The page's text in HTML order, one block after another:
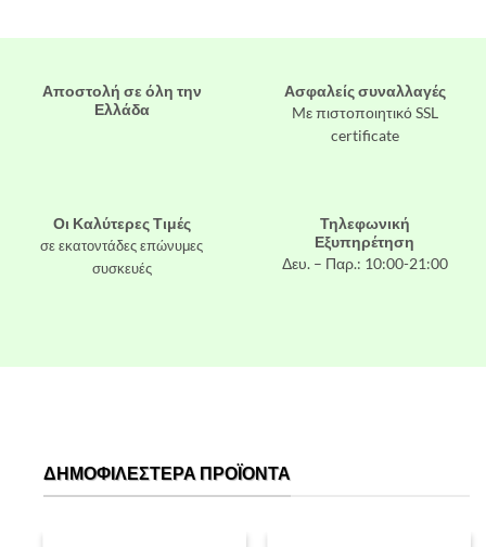
Αποστολή σε όλη την
Ελλάδα
Ασφαλείς συναλλαγές
Mε πιστοποιητικό SSL
certificate
Οι Καλύτερες Τιμές
σε εκατοντάδες επώνυμες
συσκευές
Τηλεφωνική
Εξυπηρέτηση
Δευ. – Παρ.: 10:00-21:00
ΔΗΜΟΦΙΛΈΣΤΕΡΑ ΠΡΟΪΌΝΤΑ